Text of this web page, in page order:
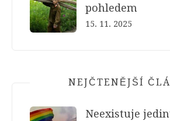
pohledem
15. 11. 2025
NEJČTENĚJŠÍ
Neexistuje